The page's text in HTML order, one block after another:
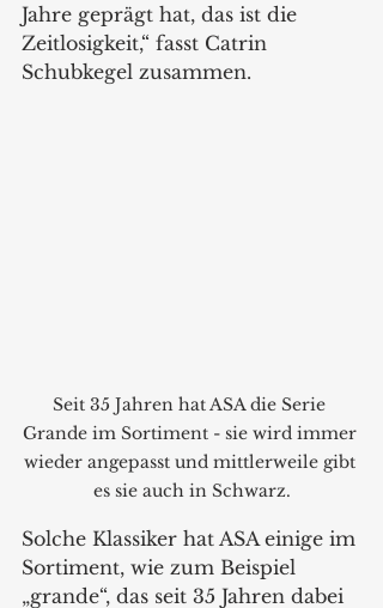
Jahre geprägt hat, das ist die
Zeitlosigkeit,“ fasst Catrin
Schubkegel zusammen.
Seit 35 Jahren hat ASA die Serie
Grande im Sortiment - sie wird immer
wieder angepasst und mittlerweile gibt
es sie auch in Schwarz.
Solche Klassiker hat ASA einige im
Sortiment, wie zum Beispiel
„grande“, das seit 35 Jahren dabei